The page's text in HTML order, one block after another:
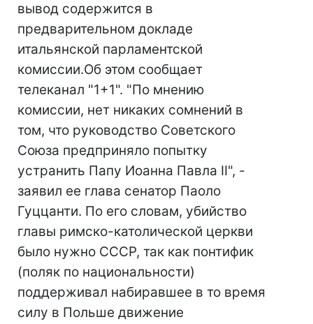
вывод содержится в
предварительном докладе
итальянской парламентской
комиссии.Об этом сообщает
телеканал "1+1". "По мнению
комиссии, нет никаких сомнений в
том, что руководство Советского
Союза предприняло попытку
устранить Папу Иоанна Павла II", -
заявил ее глава сенатор Паоло
Гуццанти. По его словам, убийство
главы римско-католической церкви
было нужно СССР, так как понтифик
(поляк по национальности)
поддерживал набиравшее в то время
силу в Польше движение